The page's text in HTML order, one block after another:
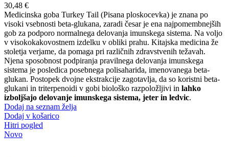
30,48 €
Medicinska goba Turkey Tail (Pisana ploskocevka) je znana po
visoki vsebnosti beta-glukana, zaradi česar je ena najpomembnejših
gob za podporo normalnega delovanja imunskega sistema. Na voljo
v visokokakovostnem izdelku v obliki prahu. Kitajska medicina že
stoletja verjame, da pomaga pri različnih zdravstvenih težavah.
Njena sposobnost podpiranja pravilnega delovanja imunskega
sistema je posledica posebnega polisaharida, imenovanega beta-
glukan. Postopek dvojne ekstrakcije zagotavlja, da so koristni beta-
glukani in triterpenoidi v gobi biološko razpoložljivi in lahko
izboljšajo delovanje imunskega sistema, jeter in ledvic.
Dodaj na seznam želja
Dodaj v košarico
Hitri pogled
Novo